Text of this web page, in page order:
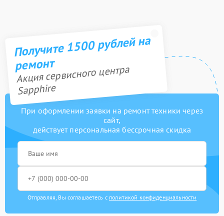
Получите 1500 рублей на
ремонт
Акция сервисного центра
Sapphire
При оформлении заявки на ремонт техники через
сайт,
действует персональная бессрочная скидка
Отправляя, Вы соглашаетесь с политикой конфиденциальности